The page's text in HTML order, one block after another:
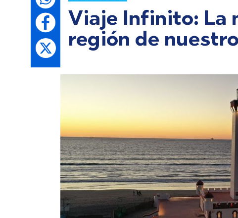
Viaje Infinito: La
región de